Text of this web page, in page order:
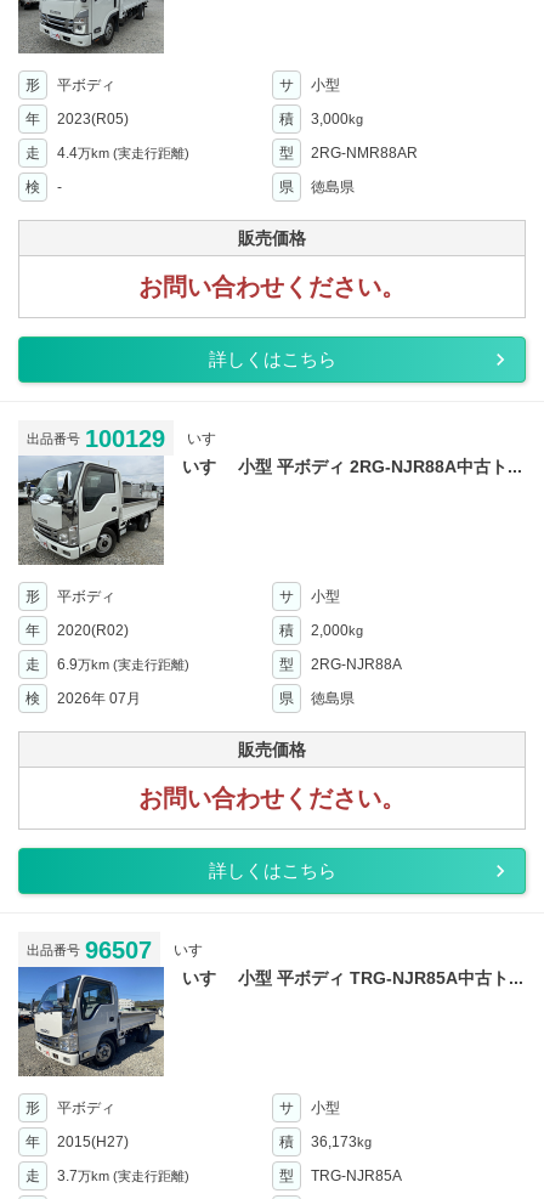
形 平ボディ サ
小型
年
2023(R05) 積 3,000kg
走 4.4万km (実走行距離) 型
2RG-NMR88AR
検
- 県 徳島県
販売価格
お問い合わせください。
詳しくはこちら
出品番号 100129 いすゞ
いすゞ 小型 平ボディ 2RG-NJR88A中古ト...
形 平ボディ サ
小型
年
2020(R02) 積 2,000kg
走 6.9万km (実走行距離) 型
2RG-NJR88A
検
2026年 07月 県 徳島県
販売価格
お問い合わせください。
詳しくはこちら
出品番号 96507 いすゞ
いすゞ 小型 平ボディ TRG-NJR85A中古ト...
形 平ボディ サ
小型
年
2015(H27) 積 36,173kg
走 3.7万km (実走行距離) 型
TRG-NJR85A